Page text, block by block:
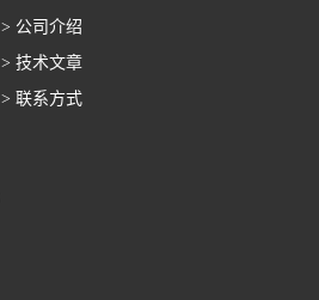
> 公司介绍
> 技术文章
> 联系方式